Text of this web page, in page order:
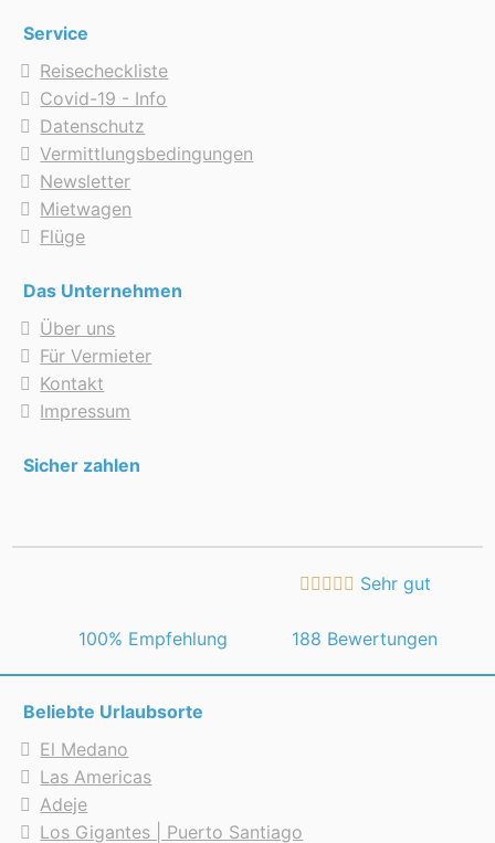
Service
Reisecheckliste
Covid-19 - Info
Datenschutz
Vermittlungsbedingungen
Newsletter
Mietwagen
Flüge
Das Unternehmen
Über uns
Für Vermieter
Kontakt
Impressum
Sicher zahlen
Sehr gut
100% Empfehlung 188 Bewertungen
Beliebte Urlaubsorte
El Medano
Las Americas
Adeje
Los Gigantes | Puerto Santiago